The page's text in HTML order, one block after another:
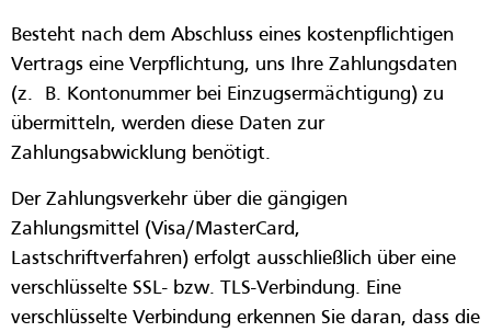
Besteht nach dem Abschluss eines kostenpflichtigen
Vertrags eine Verpflichtung, uns Ihre Zahlungsdaten
(z. B. Kontonummer bei Einzugsermächtigung) zu
übermitteln, werden diese Daten zur
Zahlungsabwicklung benötigt.
Der Zahlungsverkehr über die gängigen
Zahlungsmittel (Visa/MasterCard,
Lastschriftverfahren) erfolgt ausschließlich über eine
verschlüsselte SSL- bzw. TLS-Verbindung. Eine
verschlüsselte Verbindung erkennen Sie daran, dass die